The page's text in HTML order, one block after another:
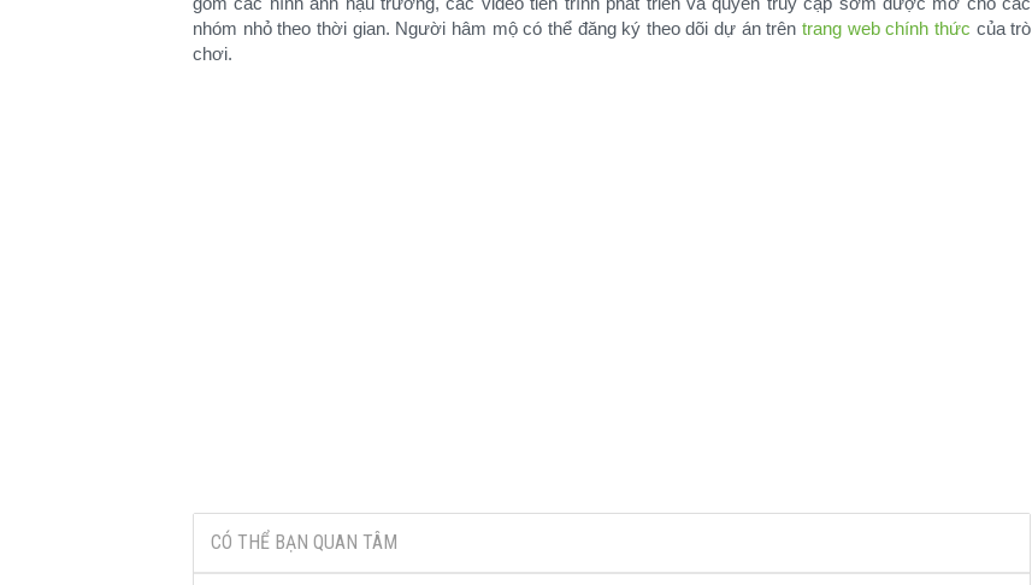
nhóm nhỏ theo thời gian. Người hâm mộ có thể đăng ký theo dõi dự án trêntrang web chính thức của trò
chơi.
CÓ THỂ BẠN QUAN TÂM